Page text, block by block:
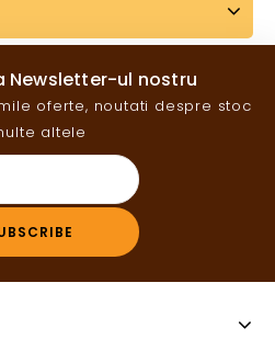
Newsletter-ul nostru
oferte, noutati despre stoc
altele